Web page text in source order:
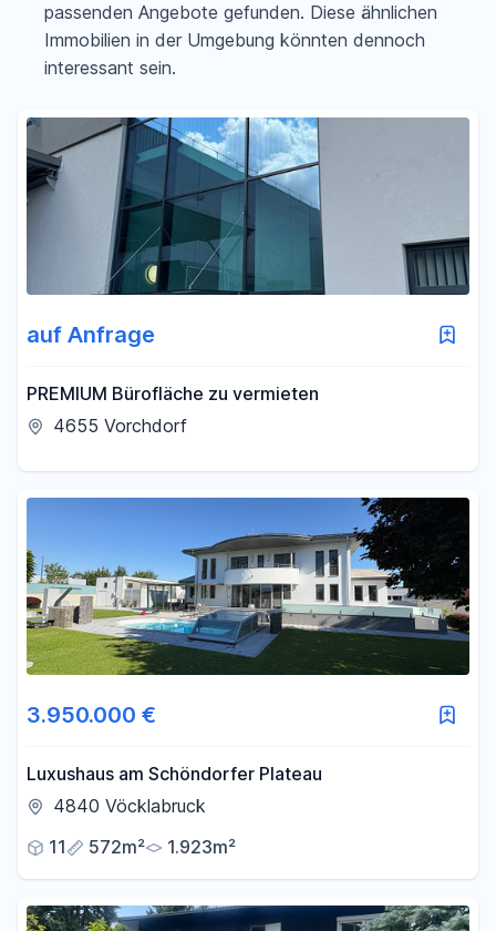
-
Filter für Fläche zurücksetzen
passenden Angebote gefunden. Diese ähnlichen
Immobilien in der Umgebung könnten dennoch
interessant sein.
auf Anfrage
PREMIUM Bürofläche zu vermieten
4655 Vorchdorf
3.950.000 €
Luxushaus am Schöndorfer Plateau
4840 Vöcklabruck
11
572m² 1.923m²